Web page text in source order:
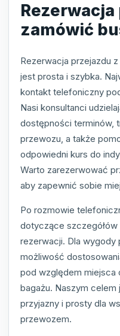
zamówić
Rezerwacja przejazdu
jest prosta i szybka.
kontakt telefoniczny
Nasi konsultanci
dostępności terminów,
przewozu, a także
odpowiedni kurs do
Warto zarezerwować
aby zapewnić sobie
Po rozmowie
dotyczące
rezerwacji. Dla
możliwość
pod względem miejsca
bagażu. Naszym celem
przyjazny i prosty dla
przewozem.